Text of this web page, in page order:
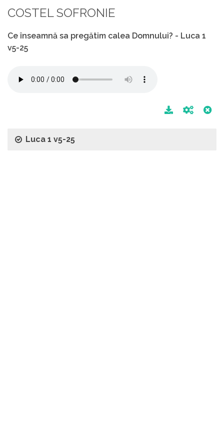
COSTEL SOFRONIE
Ce înseamnă sa pregătim calea Domnului? - Luca 1
v5-25
Luca 1 v5-25